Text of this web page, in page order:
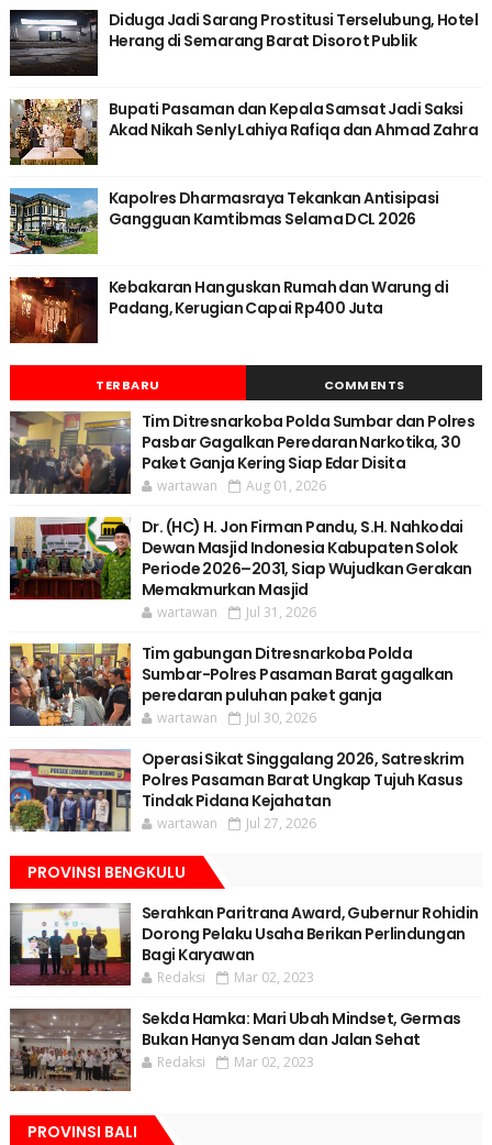
Diduga Jadi Sarang Prostitusi Terselubung, Hotel
Herang di Semarang Barat Disorot Publik
Bupati Pasaman dan Kepala Samsat Jadi Saksi
Akad Nikah Senly Lahiya Rafiqa dan Ahmad Zahra
Kapolres Dharmasraya Tekankan Antisipasi
Gangguan Kamtibmas Selama DCL 2026
Kebakaran Hanguskan Rumah dan Warung di
Padang, Kerugian Capai Rp400 Juta
TERBARU COMMENTS
Tim Ditresnarkoba Polda Sumbar dan Polres
Pasbar Gagalkan Peredaran Narkotika, 30
Paket Ganja Kering Siap Edar Disita
wartawan Aug 01, 2026
Dr. (HC) H. Jon Firman Pandu, S.H. Nahkodai
Dewan Masjid Indonesia Kabupaten Solok
Periode 2026–2031, Siap Wujudkan Gerakan
Memakmurkan Masjid
wartawan Jul 31, 2026
Tim gabungan Ditresnarkoba Polda
Sumbar-Polres Pasaman Barat gagalkan
peredaran puluhan paket ganja
wartawan Jul 30, 2026
Operasi Sikat Singgalang 2026, Satreskrim
Polres Pasaman Barat Ungkap Tujuh Kasus
Tindak Pidana Kejahatan
wartawan Jul 27, 2026
PROVINSI BENGKULU
Serahkan Paritrana Award, Gubernur Rohidin
Dorong Pelaku Usaha Berikan Perlindungan
Bagi Karyawan
Redaksi Mar 02, 2023
Sekda Hamka: Mari Ubah Mindset, Germas
Bukan Hanya Senam dan Jalan Sehat
Redaksi Mar 02, 2023
PROVINSI BALI